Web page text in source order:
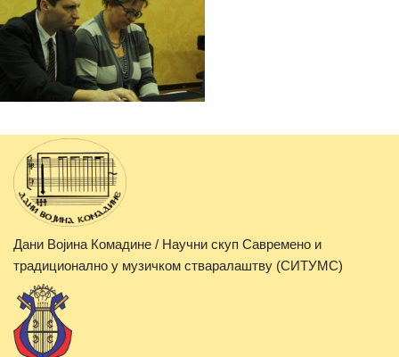
Дани Војина Комадине / Научни скуп Савремено и
традиционално у музичком стваралаштву (СИТУМС)